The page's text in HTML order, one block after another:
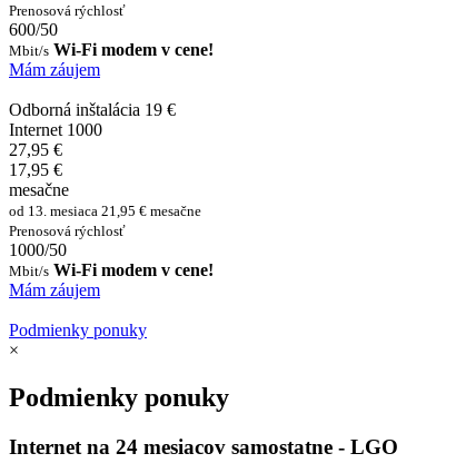
Prenosová rýchlosť
600/50
Mbit/s Wi-Fi modem v cene!
Mám záujem
Odborná inštalácia 19 €
Internet 1000
27,95 €
17,95 €
mesačne
od 13. mesiaca 21,95 € mesačne
Prenosová rýchlosť
1000/50
Mbit/s Wi-Fi modem v cene!
Mám záujem
Podmienky ponuky
×
Podmienky ponuky
Internet na 24 mesiacov samostatne - LGO